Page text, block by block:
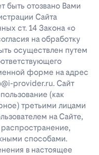
быть отозвано Вами
Сайта
ст. 14 Закона «о
на обработку
осуществлен путем
форме на адрес
provider.ru. Сайт
(как
третьими лицами
на Сайте,
способами.
в настоящее